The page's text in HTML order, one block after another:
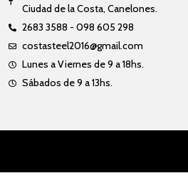
Ciudad de la Costa, Canelones.
2683 3588 - 098 605 298
costasteel2016@gmail.com
Lunes a Viernes de 9 a 18hs.
Sábados de 9 a 13hs.